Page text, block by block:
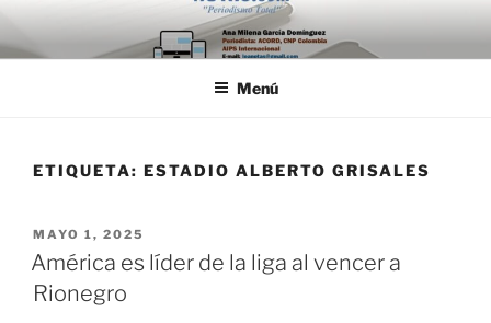
Saltar
al
contenido
Menú
ETIQUETA: ESTADIO ALBERTO GRISALES
PUBLICADO
EL
MAYO 1, 2025
América es líder de la liga al vencer a
Rionegro